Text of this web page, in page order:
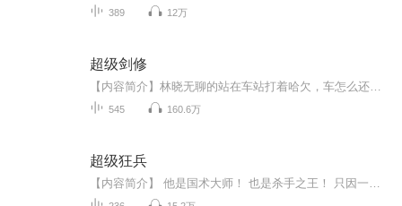
389 12万
超级剑修
545 160.6万
超级狂兵